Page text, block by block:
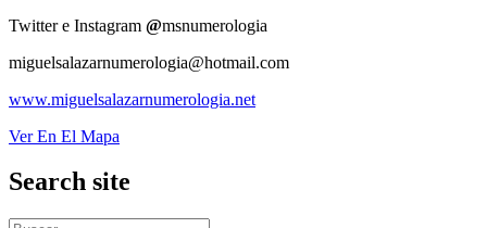
Twitter e Instagram @msnumerologia
miguelsalazarnumerologia@hotmail.com
www.miguelsalazarnumerologia.net
Ver En El Mapa
Search site